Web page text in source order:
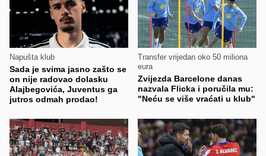
Napušta klub
Sada je svima jasno zašto se
on nije radovao dolasku
Alajbegovića, Juventus ga
jutros odmah prodao!
Transfer vrijedan oko 50 miliona
eura
Zvijezda Barcelone danas
nazvala Flicka i poručila mu:
"Neću se više vraćati u klub"